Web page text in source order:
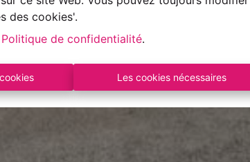
des cookies'.
Politique de confidentialité.
Les cookies nécessaires